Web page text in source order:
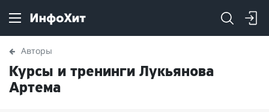
Авторы
Курсы и тренинги Лукьянова
Артема